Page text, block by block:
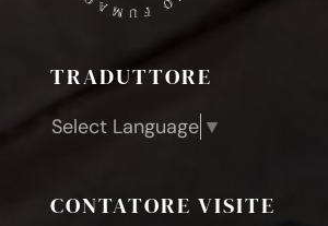
TRADUTTORE
Select Language ▼
CONTATORE VISITE